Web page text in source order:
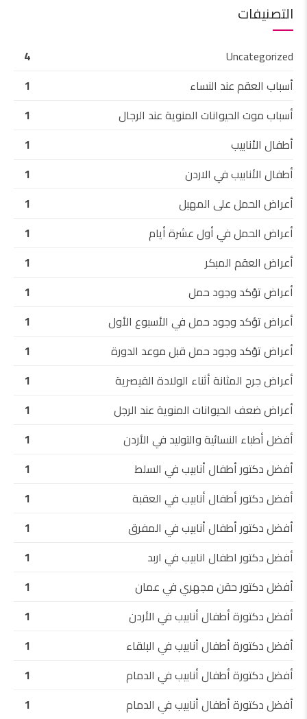
التصنيفات
Uncategorized
4
أسباب العقم عند النساء
1
أسباب موت الحيوانات المنوية عند الرجال
1
أطفال الأنابيب
1
أطفال الأنابيب في الاردن
1
أعراض الحمل على المهبل
1
أعراض الحمل في أول عشرة أيام
1
أعراض العقم المبكر
1
أعراض تؤكد وجود حمل
1
أعراض تؤكد وجود حمل في الأسبوع الأول
1
أعراض تؤكد وجود حمل قبل موعد الدورة
1
أعراض جرح المثانة أثناء الولادة القيصرية
1
أعراض ضعف الحيوانات المنوية عند الرجل
1
أفضل أطباء النسائية والتوليد في الأردن
1
أفضل دكتور أطفال أنابيب في السلط
1
أفضل دكتور أطفال أنابيب في العقبة
1
أفضل دكتور أطفال أنابيب في المفرق
1
أفضل دكتور اطفال انابيب في اربد
1
أفضل دكتور حقن مجهري في عمان
1
أفضل دكتورة أطفال أنابيب في الأردن
1
أفضل دكتورة أطفال أنابيب في البلقاء
1
أفضل دكتورة أطفال أنابيب في الدمام
1
أفضل دكتورة أطفال أنابيب في الدمام
1